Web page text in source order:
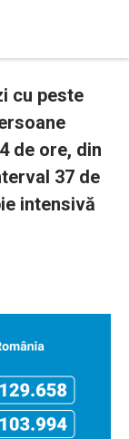
cu peste
de ore, din
37 de
intensivă